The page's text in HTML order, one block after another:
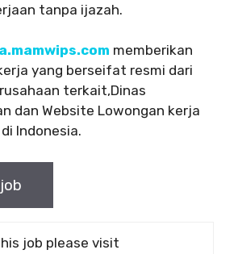
tanpa ijazah.
memberikan
yang berseifat resmi dari
terkait,Dinas
dan Website Lowongan kerja
Indonesia.
job please visit